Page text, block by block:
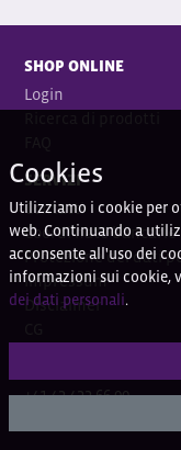
SHOP ONLINE
Login
SERVIZI
Contatti
Coordinate bancarie
Protezione dei dati
Impressum
Disclaimer
+41 43 433 66 00
Cookies
Utilizziamo i cookie per
web. Continuando a
acconsente all'uso dei
informazioni sui cookie,
dei dati personali.